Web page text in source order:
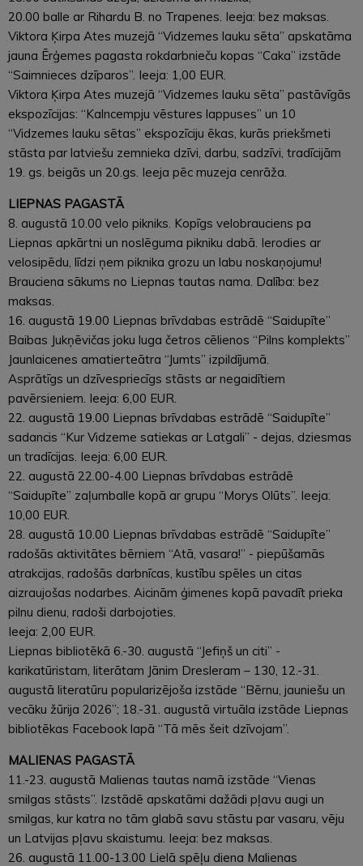
20.00 balle ar Rihardu B. no Trapenes. Ieeja: bez maksas.
Viktora Ķirpa Ates muzejā “Vidzemes lauku sēta” apskatāma
jauna Ērģemes pagasta rokdarbnieču kopas “Caka” izstāde
“Saimnieces dzīparos”. Ieeja: 1,00 EUR.
Viktora Ķirpa Ates muzejā “Vidzemes lauku sēta” pastāvīgās
ekspozīcijas: “Kalncempju vēstures lappuses” un 10
“Vidzemes lauku sētas” ekspozīciju ēkas, kurās priekšmeti
stāsta par latviešu zemnieka dzīvi, darbu, sadzīvi, tradīcijām
19. gs. beigās un 20.gs. Ieeja pēc muzeja cenrāža.
LIEPNAS PAGASTĀ
8. augustā 10.00 velo pikniks. Kopīgs velobrauciens pa
Liepnas apkārtni un noslēguma pikniku dabā. Ierodies ar
velosipēdu, līdzi ņem piknika grozu un labu noskaņojumu!
Brauciena sākums no Liepnas tautas nama. Dalība: bez
maksas.
16. augustā 19.00 Liepnas brīvdabas estrādē “Saidupīte”
Baibas Jukņēvičas joku luga četros cēlienos “Pilns komplekts”
Jaunlaicenes amatierteātra “Jumts” izpildījumā.
Asprātīgs un dzīvespriecīgs stāsts ar negaidītiem
pavērsieniem. Ieeja: 6,00 EUR.
22. augustā 19.00 Liepnas brīvdabas estrādē “Saidupīte”
sadancis “Kur Vidzeme satiekas ar Latgali” - dejas, dziesmas
un tradīcijas. Ieeja: 6,00 EUR.
22. augustā 22.00-4.00 Liepnas brīvdabas estrādē
“Saidupīte” zaļumballe kopā ar grupu “Morys Olūts”. Ieeja:
10,00 EUR.
28. augustā 10.00 Liepnas brīvdabas estrādē “Saidupīte”
radošās aktivitātes bērniem “Atā, vasara!” - piepūšamās
atrakcijas, radošās darbnīcas, kustību spēles un citas
aizraujošas nodarbes. Aicinām ģimenes kopā pavadīt prieka
pilnu dienu, radoši darbojoties.
Ieeja: 2,00 EUR.
Liepnas bibliotēkā 6.-30. augustā “Jefiņš un citi” -
karikatūristam, literātam Jānim Dresleram – 130, 12.-31.
augustā literatūru popularizējoša izstāde “Bērnu, jauniešu un
vecāku žūrija 2026”; 18.-31. augustā virtuāla izstāde Liepnas
bibliotēkas Facebook lapā “Tā mēs šeit dzīvojam”.
MALIENAS PAGASTĀ
11.-23. augustā Malienas tautas namā izstāde “Vienas
smilgas stāsts”. Izstādē apskatāmi dažādi pļavu augi un
smilgas, kur katra no tām glabā savu stāstu par vasaru, vēju
un Latvijas pļavu skaistumu. Ieeja: bez maksas.
26. augustā 11.00-13.00 Lielā spēļu diena Malienas